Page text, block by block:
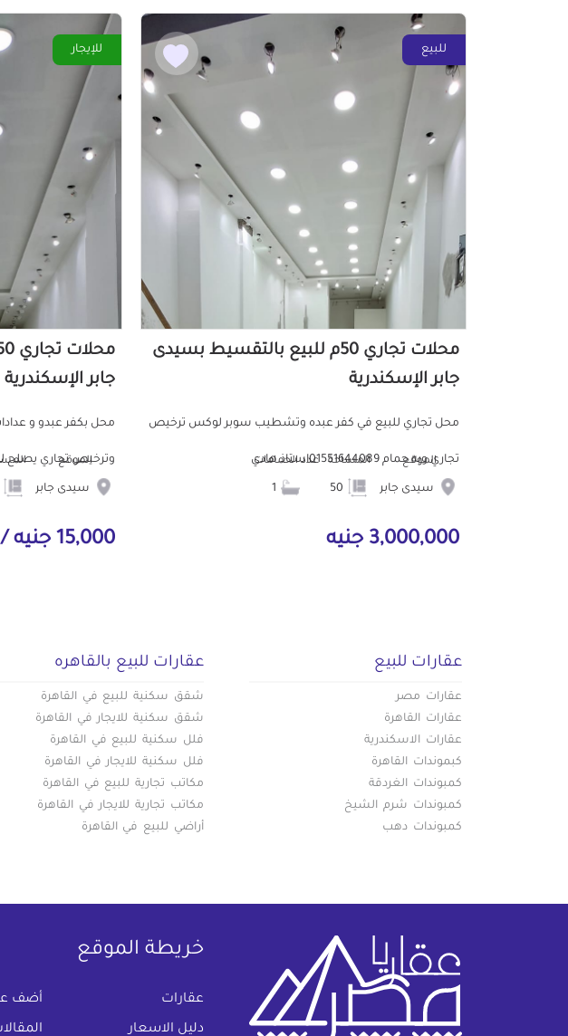
للبيع
محلات تجاري 50م للبيع بالتقسيط بسيدى
جابر الإسكندرية
محل تجاري للبيع في كفر عبده وتشطيب سوبر لوكس ترخيص
تجاري وبه حمام 01551644089استاذ هادي
الموقع
سيدى جابر
المساحة عدد الحمامات
3,000,000 جنيه
للإيجار
جابر الإسكندرية
محل بكفر عبدو و
وترخيص تجاري يصلح
الموقع
سيدى جابر
15,000 جنيه / شهرياً
عقارات للبيع
عقارات مصر
عقارات القاهرة
عقارات الاسكندرية
كبموندات القاهرة
كمبوندات الغردقة
كمبوندات شرم الشيخ
كمبوندات دهب
عقارات للبيع بالقاهره
شقق سكنية للبيع في القاهرة
شقق سكنية للايجار في القاهرة
فلل سكنية للبيع في القاهرة
فلل سكنية للايجار في القاهرة
مكاتب تجارية للبيع في القاهرة
مكاتب تجارية للايجار في القاهرة
أراضي للبيع في القاهرة
خريطة الموقع
عقارات أضف
دليل الاسعار